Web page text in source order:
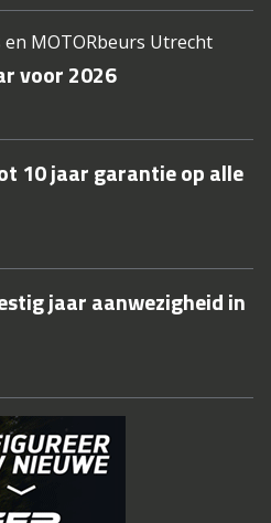
MOTORbeurs Utrecht
voor 2026
10 jaar garantie op alle
jaar aanwezigheid in